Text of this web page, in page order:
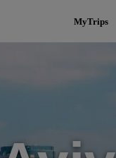
MyTrips